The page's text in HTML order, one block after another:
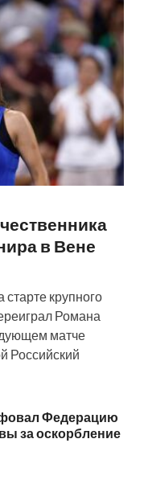
в Вене
крупного
Романа
матче
Российский
Федерацию
за оскорбление